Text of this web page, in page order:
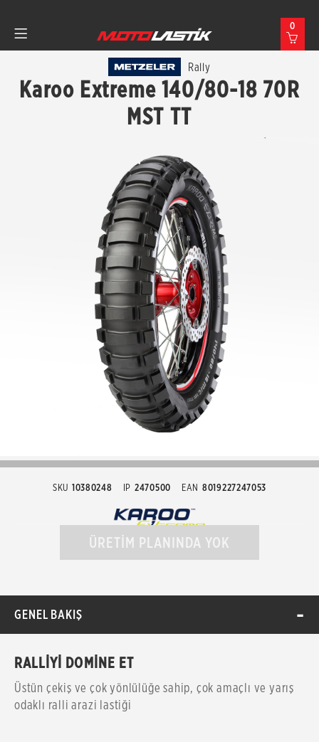
0
Rally
Karoo Extreme 140/80-18 70R
MST TT
SKU 10380248 IP 2470500 EAN 8019227247053
ÜRETİM PLANINDA YOK
GENEL BAKIŞ
RALLİYİ DOMİNE ET
Üstün çekiş ve çok yönlülüğe sahip, çok amaçlı ve yarış
odaklı ralli arazi lastiği